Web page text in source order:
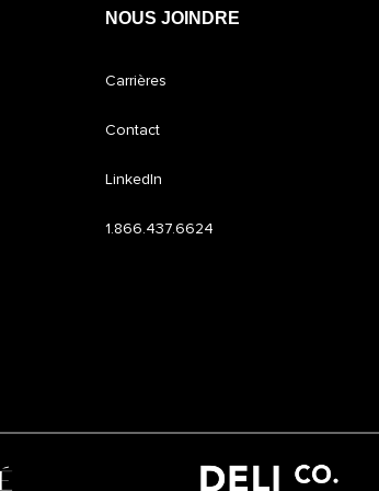
NOUS JOINDRE
Carrières
Contact
LinkedIn
1.866.437.6624